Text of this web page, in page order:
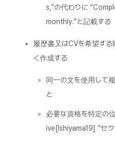
s,”の代わりに
monthly.”と記載する
履歴書又はCVを希望す
く作成する
同一の文を使用して
と
必要な資格を特定の
ive[Ishiyama19] ”セ